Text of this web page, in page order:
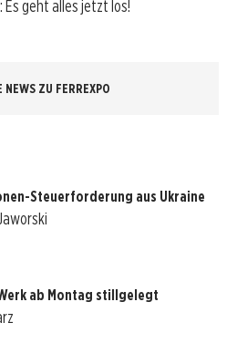
geht alles jetzt los!
NEWS ZU FERREXPO
Steuerforderung aus Ukraine
ab Montag stillgelegt